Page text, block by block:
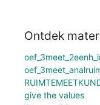
Ontdek
give the values